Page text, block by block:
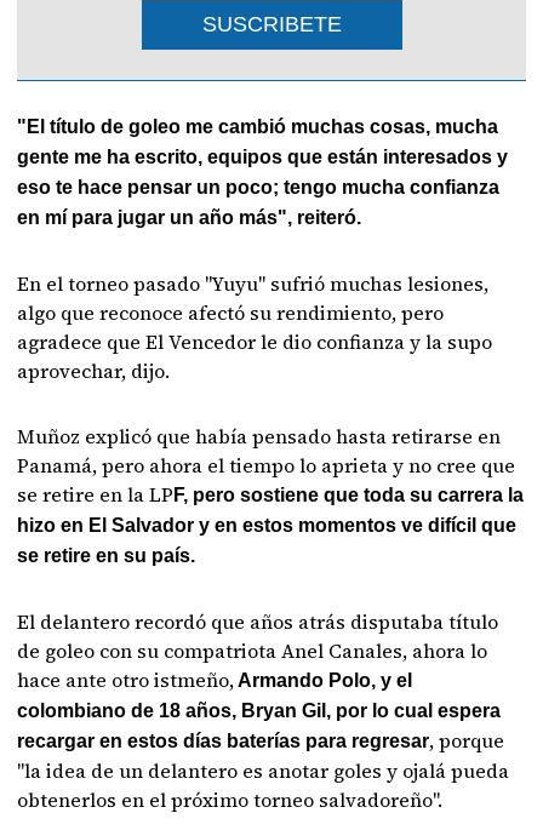
SUSCRIBETE
"El título de goleo me cambió muchas cosas, mucha
gente me ha escrito, equipos que están interesados y
eso te hace pensar un poco; tengo mucha confianza
en mí para jugar un año más", reiteró.
En el torneo pasado "Yuyu" sufrió muchas lesiones,
algo que reconoce afectó su rendimiento, pero
agradece que El Vencedor le dio confianza y la supo
aprovechar, dijo.
Muñoz explicó que había pensado hasta retirarse en
Panamá, pero ahora el tiempo lo aprieta y no cree que
se retire en la LP F, pero sostiene que toda su carrera la
hizo en El Salvador y en estos momentos ve difícil que
se retire en su país.
El delantero recordó que años atrás disputaba título
de goleo con su compatriota Anel Canales, ahora lo
hace ante otro istmeño,Armando Polo, y el
colombiano de 18 años, Bryan Gil, por lo cual espera
recargar en estos días baterías para regresar, porque
"la idea de un delantero es anotar goles y ojalá pueda
obtenerlos en el próximo torneo salvadoreño".